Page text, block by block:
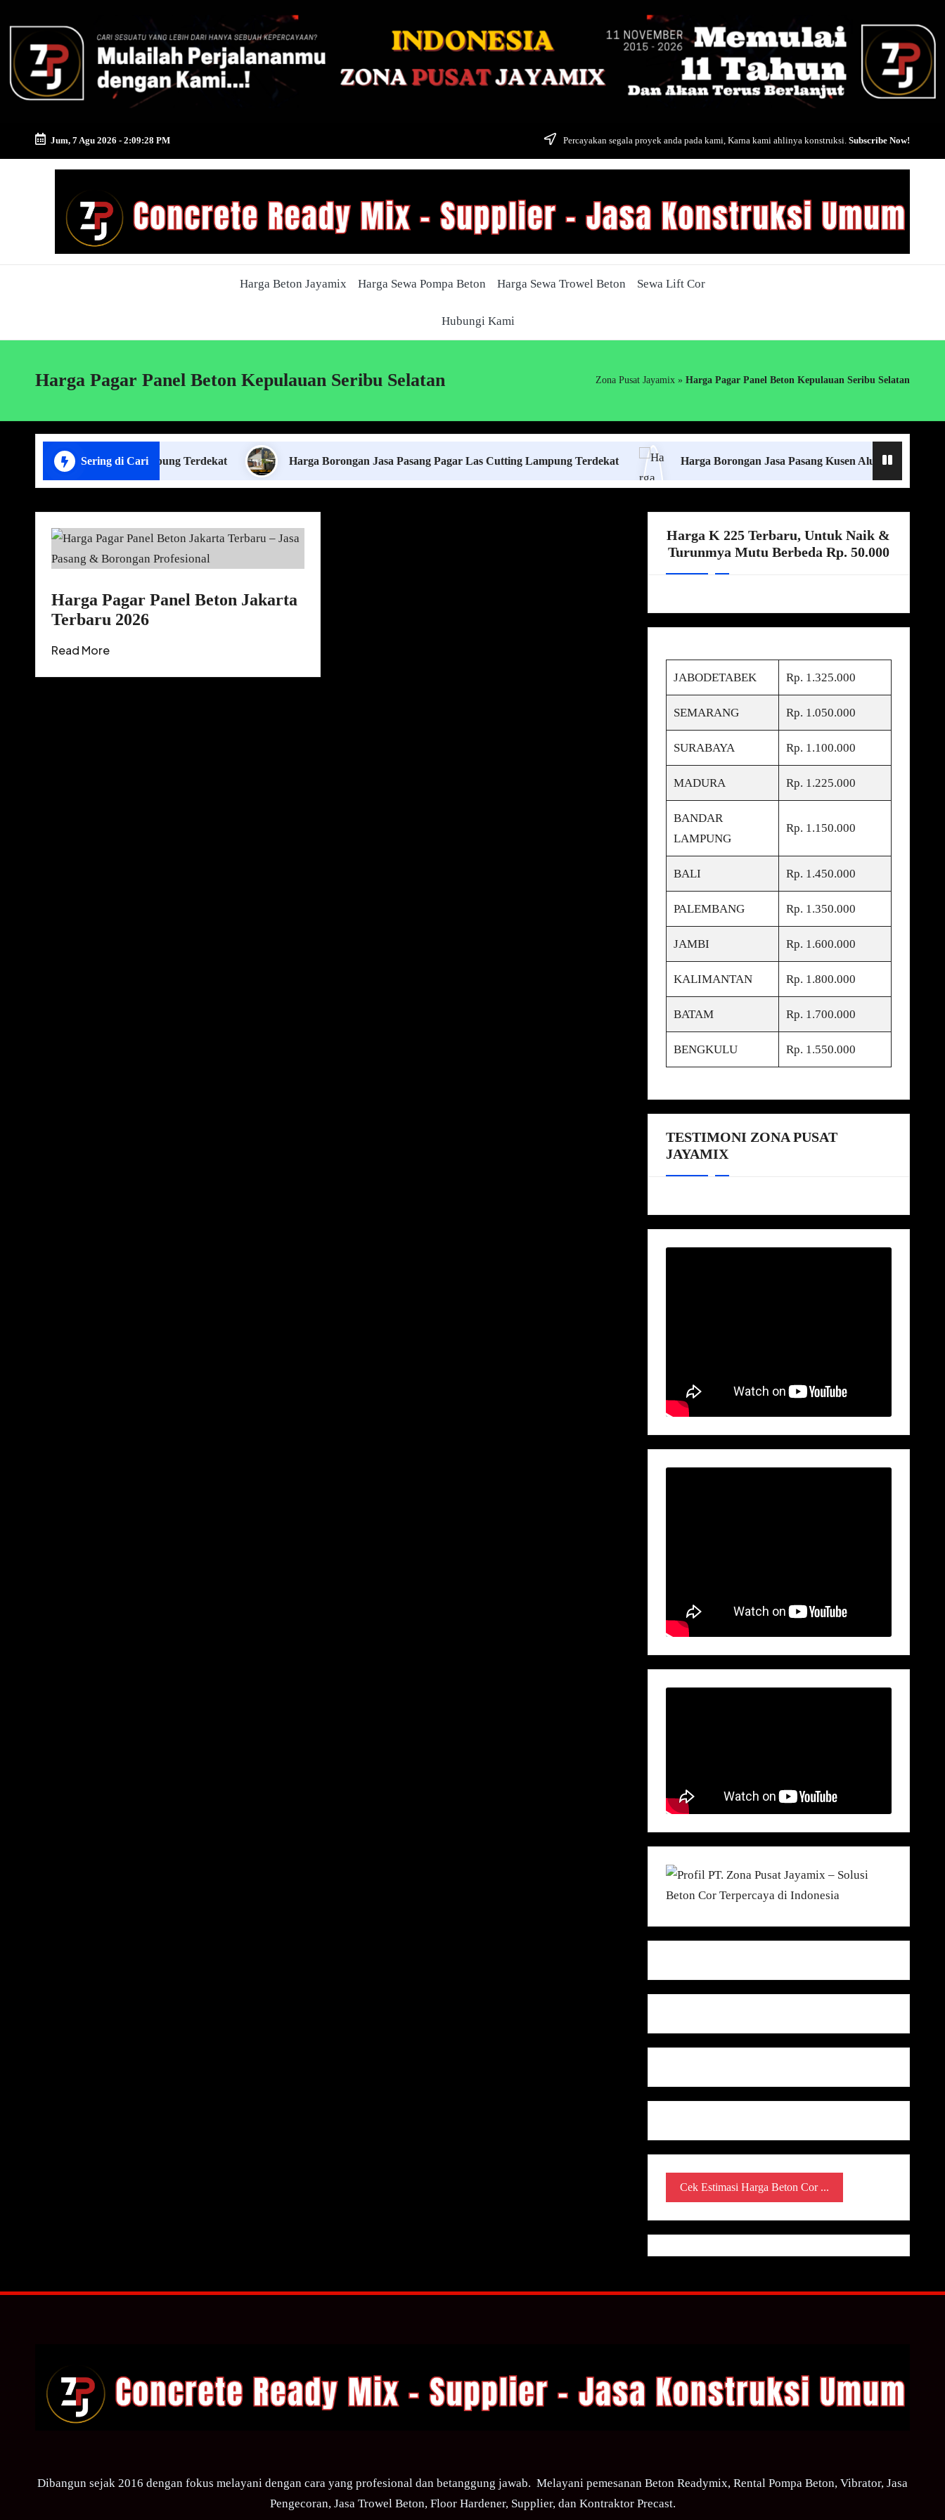
content
Jum, 7 Agu 2026 - 2:09:29 PM Percayakan segala proyek anda pada kami, Karna kami ahlinya konstruksi. Subscribe Now!
Harga Beton Jayamix Harga Sewa Pompa Beton Harga Sewa Trowel Beton Sewa Lift Cor
Hubungi Kami
Harga Pagar Panel Beton Kepulauan Seribu Selatan Zona Pusat Jayamix » Harga Pagar Panel Beton Kepulauan Seribu Selatan
Sering di Cari
Pasang Plafon Lampung Terdekat Harga Borongan Jasa Pasang Pagar Las Cutting Lampung Terdekat Harga Borongan Jasa Pasang Kusen Aluminium Lampung
Harga Pagar Panel Beton Jakarta
Terbaru 2026
Read More
Harga K 225 Terbaru, Untuk Naik &
Turunmya Mutu Berbeda Rp. 50.000
JABODETABEK Rp. 1.325.000
SEMARANG Rp. 1.050.000
SURABAYA Rp. 1.100.000
MADURA Rp. 1.225.000
BANDAR
LAMPUNG
Rp. 1.150.000
BALI Rp. 1.450.000
PALEMBANG Rp. 1.350.000
JAMBI Rp. 1.600.000
KALIMANTAN Rp. 1.800.000
BATAM Rp. 1.700.000
BENGKULU Rp. 1.550.000
TESTIMONI ZONA PUSAT
JAYAMIX
Cek Estimasi Harga Beton Cor ...
Dibangun sejak 2016 dengan fokus melayani dengan cara yang profesional dan betanggung jawab. Melayani pemesanan Beton Readymix, Rental Pompa Beton, Vibrator, Jasa
Pengecoran, Jasa Trowel Beton, Floor Hardener, Supplier, dan Kontraktor Precast.